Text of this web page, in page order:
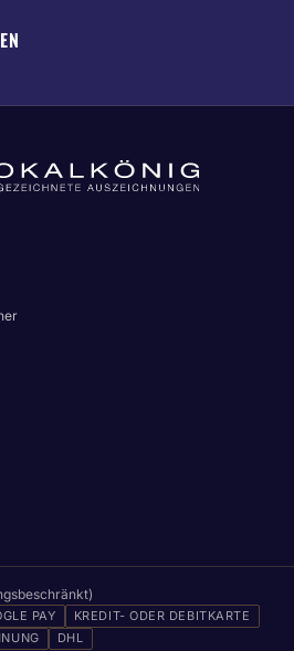
PAY
KREDIT- ODER DEBITKARTE
DHL